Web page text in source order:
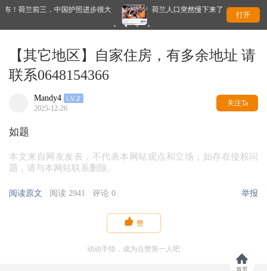
照进步很大 荷兰人口突然慢下来了！原因曝光，不是因为没人生孩子
打开
【其它地区】自家住房，有多余地址 请
联系0648154366
Mandy4
2025-12-26
关注Ta
如题
本文来自网友发表，不代表本网站观点和立场，如存在侵权问
题，请与本网站联系删除。
阅读原文 阅读 2941 评论 0 举报
 赞
动动手指，成为点赞第一人吧
首页